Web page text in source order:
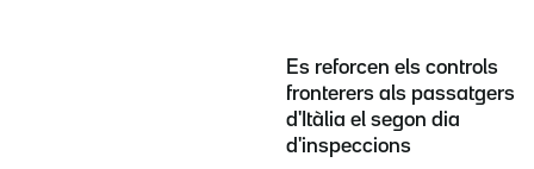
Es reforcen els controls
fronterers als passatgers
d'Itàlia el segon dia
d'inspeccions